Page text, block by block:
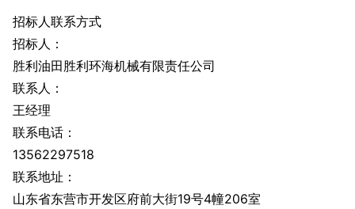
招标人联系方式
招标人：
胜利油田胜利环海机械有限责任公司
联系人：
王经理
联系电话：
13562297518
联系地址：
山东省东营市开发区府前大街19号4幢206室